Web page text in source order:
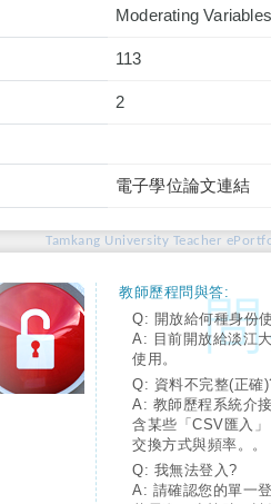
Moderating Variables
113
2
電子學位論文連結
Tamkang University Teacher
教師歷程問與答:
Q: 開放給何種身份
A: 目前開放給淡江
使用。
Q: 資料不完整(正確
A: 教師歷程系統介
含某些「CSV匯入
交換方式與頻率。。
Q: 我無法登入?
A: 請確認您的單一